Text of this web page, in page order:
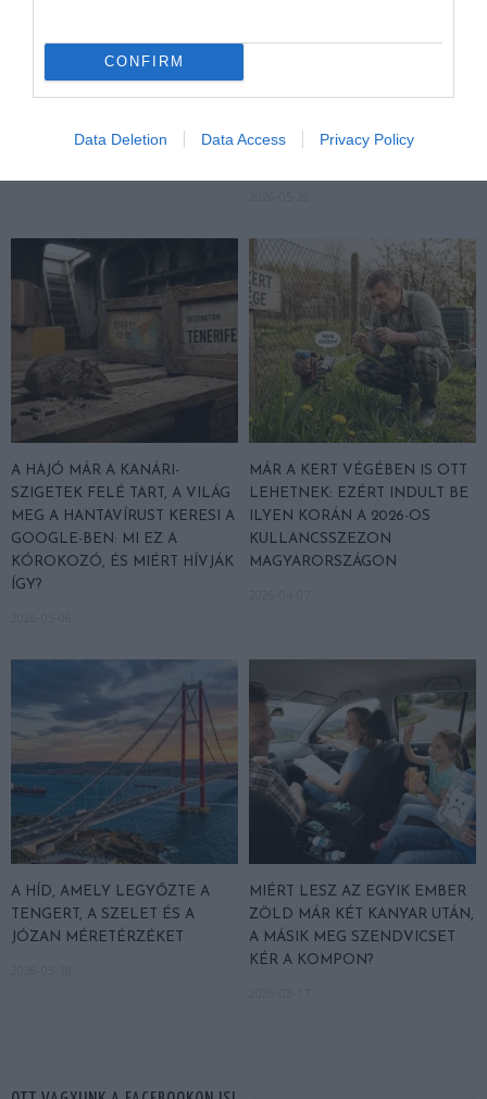
CONFIRM
Data Deletion Data Access Privacy Policy
OKOSAN
KÉTSZÁZ ÉVE BÉKÉN HAGYJÁK
A HAJÓ MÁR A KANÁRI-
SZIGETEK FELÉ TART, A VILÁG
MEG A HANTAVÍRUST KERESI A
GOOGLE-BEN: MI EZ A
KÓROKOZÓ, ÉS MIÉRT HÍVJÁK
ÍGY?
MÁR A KERT VÉGÉBEN IS OTT
LEHETNEK: EZÉRT INDULT BE
ILYEN KORÁN A 2026-OS
KULLANCSSZEZON
MAGYARORSZÁGON
A HÍD, AMELY LEGYŐZTE A
TENGERT, A SZELET ÉS A
JÓZAN MÉRETÉRZÉKET
MIÉRT LESZ AZ EGYIK EMBER
ZÖLD MÁR KÉT KANYAR UTÁN,
A MÁSIK MEG SZENDVICSET
KÉR A KOMPON?